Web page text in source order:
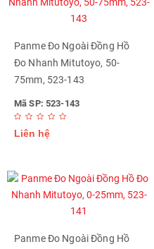
Panme Đo Ngoài Đồng Hồ
Đo Nhanh Mitutoyo, 50-
75mm, 523-143
Mã SP: 523-143
Liên hệ
Panme Đo Ngoài Đồng Hồ